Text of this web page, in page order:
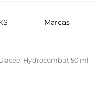
Marcas
Hydrocombat 50 ml